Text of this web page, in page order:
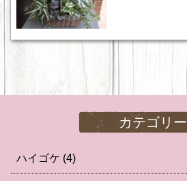
カテゴリー
ハイゴケ (4)